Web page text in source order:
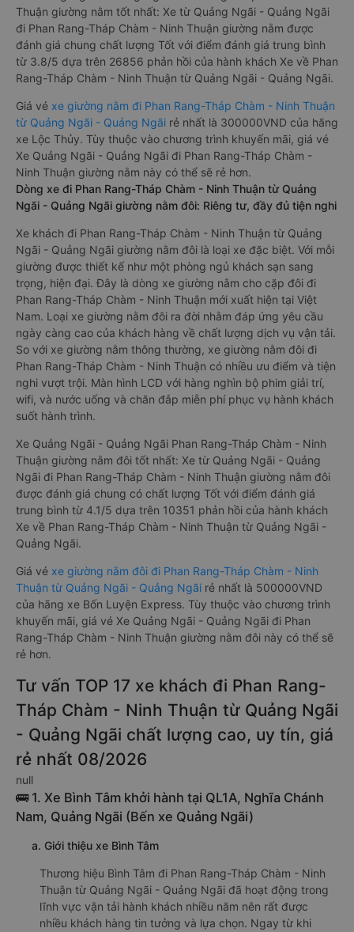
Thuận giường nằm tốt nhất: Xe từ Quảng Ngãi - Quảng Ngãi
đi Phan Rang-Tháp Chàm - Ninh Thuận giường nằm được
đánh giá chung chất lượng Tốt với điểm đánh giá trung bình
từ 3.8/5 dựa trên 26856 phản hồi của hành khách Xe về Phan
Rang-Tháp Chàm - Ninh Thuận từ Quảng Ngãi - Quảng Ngãi.
Giá vé xe giường nằm đi Phan Rang-Tháp Chàm - Ninh Thuận
từ Quảng Ngãi - Quảng Ngãi rẻ nhất là 300000VND của hãng
xe Lộc Thủy. Tùy thuộc vào chương trình khuyến mãi, giá vé
Xe Quảng Ngãi - Quảng Ngãi đi Phan Rang-Tháp Chàm -
Ninh Thuận giường nằm này có thể sẽ rẻ hơn.
Dòng xe đi Phan Rang-Tháp Chàm - Ninh Thuận từ Quảng
Ngãi - Quảng Ngãi giường nằm đôi: Riêng tư, đầy đủ tiện nghi
Xe khách đi Phan Rang-Tháp Chàm - Ninh Thuận từ Quảng
Ngãi - Quảng Ngãi giường nằm đôi là loại xe đặc biệt. Với mỗi
giường được thiết kế như một phòng ngủ khách sạn sang
trọng, hiện đại. Đây là dòng xe giường nằm cho cặp đôi đi
Phan Rang-Tháp Chàm - Ninh Thuận mới xuất hiện tại Việt
Nam. Loại xe giường nằm đôi ra đời nhằm đáp ứng yêu cầu
ngày càng cao của khách hàng về chất lượng dịch vụ vận tải.
So với xe giường nằm thông thường, xe giường nằm đôi đi
Phan Rang-Tháp Chàm - Ninh Thuận có nhiều ưu điểm và tiện
nghi vượt trội. Màn hình LCD với hàng nghìn bộ phim giải trí,
wifi, và nước uống và chăn đắp miễn phí phục vụ hành khách
suốt hành trình.
Xe Quảng Ngãi - Quảng Ngãi Phan Rang-Tháp Chàm - Ninh
Thuận giường nằm đôi tốt nhất: Xe từ Quảng Ngãi - Quảng
Ngãi đi Phan Rang-Tháp Chàm - Ninh Thuận giường nằm đôi
được đánh giá chung có chất lượng Tốt với điểm đánh giá
trung bình từ 4.1/5 dựa trên 10351 phản hồi của hành khách
Xe về Phan Rang-Tháp Chàm - Ninh Thuận từ Quảng Ngãi -
Quảng Ngãi.
Giá vé xe giường nằm đôi đi Phan Rang-Tháp Chàm - Ninh
Thuận từ Quảng Ngãi - Quảng Ngãi rẻ nhất là 500000VND
của hãng xe Bốn Luyện Express. Tùy thuộc vào chương trình
khuyến mãi, giá vé Xe Quảng Ngãi - Quảng Ngãi đi Phan
Rang-Tháp Chàm - Ninh Thuận giường nằm đôi này có thể sẽ
rẻ hơn.
Tư vấn TOP 17 xe khách đi Phan Rang-
Tháp Chàm - Ninh Thuận từ Quảng Ngãi
- Quảng Ngãi chất lượng cao, uy tín, giá
rẻ nhất 08/2026
null
🚌 1. Xe Bình Tâm khởi hành tại QL1A, Nghĩa Chánh
Nam, Quảng Ngãi (Bến xe Quảng Ngãi)
a. Giới thiệu xe Bình Tâm
Thương hiệu Bình Tâm đi Phan Rang-Tháp Chàm - Ninh
Thuận từ Quảng Ngãi - Quảng Ngãi đã hoạt động trong
lĩnh vực vận tải hành khách nhiều năm nên rất được
nhiều khách hàng tin tưởng và lựa chọn. Ngay từ khi